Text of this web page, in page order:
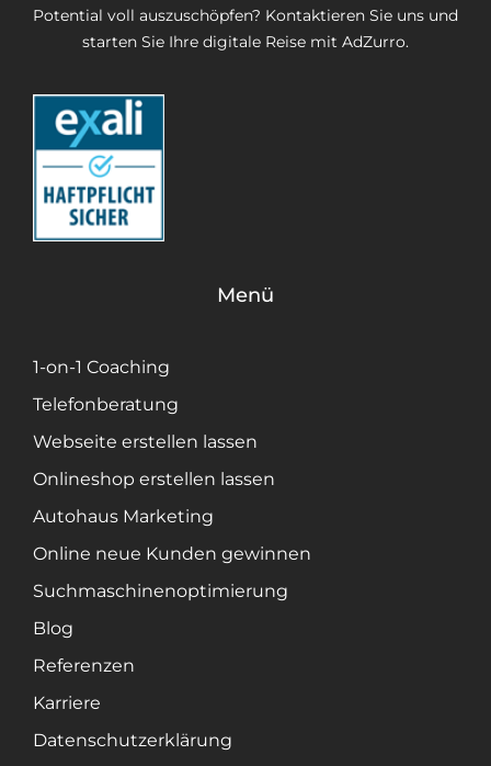
Potential voll auszuschöpfen? Kontaktieren Sie uns und
starten Sie Ihre digitale Reise mit AdZurro.
Menü
1-on-1 Coaching
Telefonberatung
Webseite erstellen lassen
Onlineshop erstellen lassen
Autohaus Marketing
Online neue Kunden gewinnen
Suchmaschinenoptimierung
Blog
Referenzen
Karriere
Datenschutzerklärung